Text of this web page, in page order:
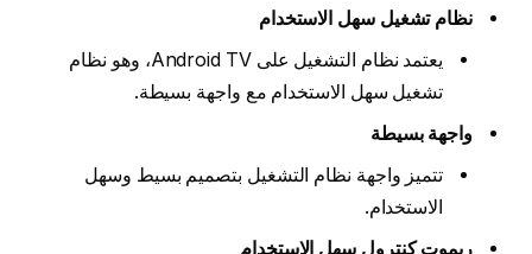
نظام تشغيل سهل الاستخدام
يعتمد نظام التشغيل على Android TV، وهو نظام
تشغيل سهل الاستخدام مع واجهة بسيطة.
واجهة بسيطة
تتميز واجهة نظام التشغيل بتصميم بسيط وسهل
الاستخدام.
ريموت كنترول سهل الاستخدام